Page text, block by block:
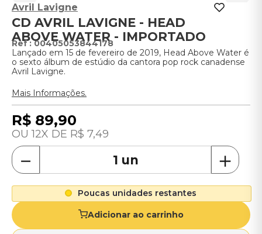
Avril Lavigne
CD AVRIL LAVIGNE - HEAD
ABOVE WATER - IMPORTADO
:00405053844178
Lançado em 15 de fevereiro de 2019, Head Above Water é
o sexto álbum de estúdio da cantora pop rock canadense
Avril Lavigne.
Mais Informações.
R$ 89,90
12 R$ 7,49
＋
－
Poucas unidades restantes
Adicionar ao carrinho